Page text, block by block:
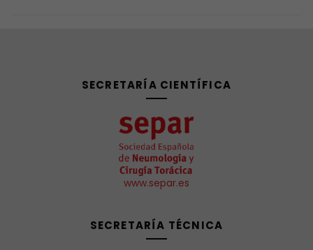
SECRETARÍA CIENTÍFICA
www.separ.es
SECRETARÍA TÉCNICA